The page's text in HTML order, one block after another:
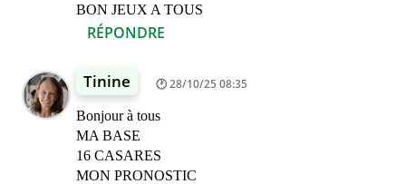
BON JEUX A TOUS
RÉPONDRE
Tinine 28/10/25 08:35
Bonjour à tous
MA BASE
16 CASARES
MON PRONOSTIC